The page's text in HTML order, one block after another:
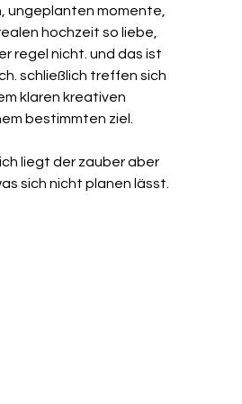
ungeplanten momente,
hochzeit so liebe,
regel nicht. und das ist
schließlich treffen sich
klaren kreativen
bestimmten ziel.
liegt der zauber aber
sich nicht planen lässt.